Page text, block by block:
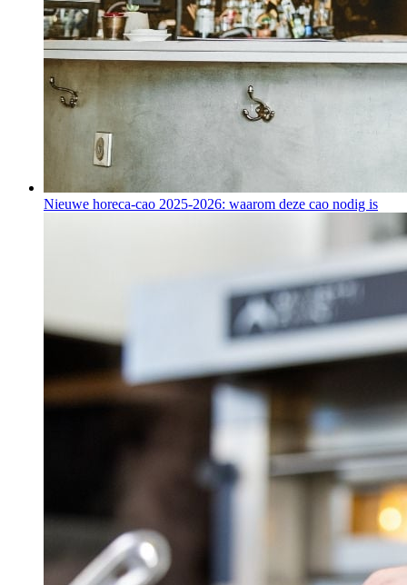
Nieuwe horeca-cao 2025-2026: waarom deze cao nodig is